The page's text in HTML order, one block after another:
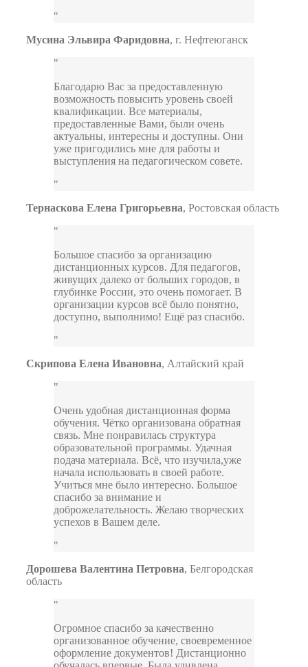
Мусина Эльвира Фаридовна, г. Нефтеюганск
Благодарю Вас за предоставленную
возможность повысить уровень своей
квалификации. Все материалы,
предоставленные Вами, были очень
актуальны, интересны и доступны. Они
уже пригодились мне для работы и
выступления на педагогическом совете.
Тернаскова Елена Григорьевна, Ростовская область
Большое спасибо за организацию
дистанционных курсов. Для педагогов,
живущих далеко от больших городов, в
глубинке России, это очень помогает. В
организации курсов всё было понятно,
доступно, выполнимо! Ещё раз спасибо.
Скрипова Елена Ивановна, Алтайский край
Очень удобная дистанционная форма
обучения. Чётко организована обратная
связь. Мне понравилась структура
образовательной программы. Удачная
подача материала. Всё, что изучила,уже
начала использовать в своей работе.
Учиться мне было интересно. Большое
спасибо за внимание и
доброжелательность. Желаю творческих
успехов в Вашем деле.
Дорошева Валентина Петровна, Белгородская
область
Огромное спасибо за качественно
организованное обучение, своевременное
оформление документов! Дистанционно